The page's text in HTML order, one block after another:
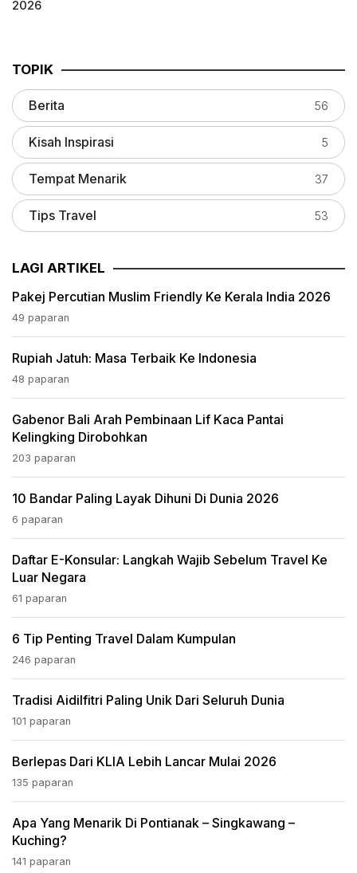
2026
TOPIK
Berita 56
Kisah Inspirasi 5
Tempat Menarik 37
Tips Travel 53
LAGI ARTIKEL
Pakej Percutian Muslim Friendly Ke Kerala India 2026
49 paparan
Rupiah Jatuh: Masa Terbaik Ke Indonesia
48 paparan
Gabenor Bali Arah Pembinaan Lif Kaca Pantai
Kelingking Dirobohkan
203 paparan
10 Bandar Paling Layak Dihuni Di Dunia 2026
6 paparan
Daftar E-Konsular: Langkah Wajib Sebelum Travel Ke
Luar Negara
61 paparan
6 Tip Penting Travel Dalam Kumpulan
246 paparan
Tradisi Aidilfitri Paling Unik Dari Seluruh Dunia
101 paparan
Berlepas Dari KLIA Lebih Lancar Mulai 2026
135 paparan
Apa Yang Menarik Di Pontianak – Singkawang –
Kuching?
141 paparan